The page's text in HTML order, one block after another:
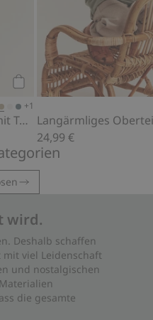
Kaufen
+1
T-Shirt aus Slub-Jersey mit Tasche
24,99 €
wird.
Deshalb schaffen
viel Leidenschaft
und nostalgischen
die gesamte